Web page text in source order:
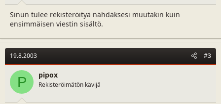
Sinun tulee rekisteröityä nähdäksesi muutakin kuin
ensimmäisen viestin sisältö.
19.8.2003 #3
P pipox
Rekisteröimätön kävijä